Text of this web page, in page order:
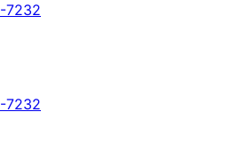
7232
7232